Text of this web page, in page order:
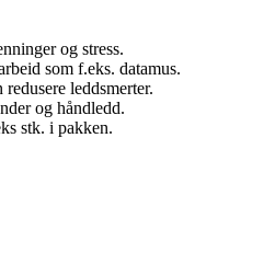
og stress.
som f.eks. datamus.
leddsmerter.
og håndledd.
stk. i pakken.